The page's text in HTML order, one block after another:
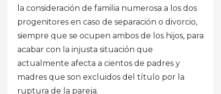
la consideración de familia numerosa a los dos
progenitores en caso de separación o divorcio,
siempre que se ocupen ambos de los hijos, para
acabar con la injusta situación que
actualmente afecta a cientos de padres y
madres que son excluidos del título por la
ruptura de la pareja.